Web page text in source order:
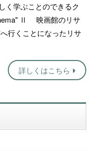
く学ぶことのできるク
Ⅱ 映画館のリサ
行くことになったリサ
詳しくはこちら